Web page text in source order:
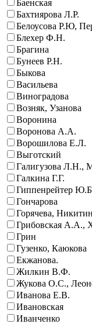
Баенская
Бахтиярова Л.Р.
Белоусова Р.Ю,
Блехер Ф.Н.
Брагина
Бунеев Р.Н.
Быкова
Васильева
Виноградова
Возняк, Узанова
Воронина
Воронова А.А.
Ворошилова Е.Л.
Выготский
Галигузова Л.Н.,
Галкина Г.Г.
Гиппенрейтер
Гончарова
Горячева,
Грибовская А.А.,
Грин
Гузенко, Каюкова
Екжанова.
Жилкин В.Ф.
Жукова О.С.,
Иванова Е.В.
Ивановская
Иванченко